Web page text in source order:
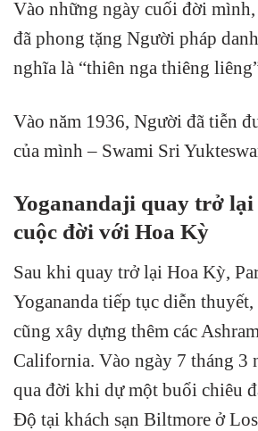
Vào những ngày cuối đời
đã phong tặng Người pháp danh
nghĩa là “thiên nga thiêng
Vào năm 1936, Người đã tiễn
của mình – Swami Sri
Yoganandaji quay trở lại
cuộc đời với Hoa Kỳ
Sau khi quay trở lại Hoa Kỳ,
Yogananda tiếp tục diễn
cũng xây dựng thêm các
California. Vào ngày 7 tháng 3
qua đời khi dự một buổi chiêu
Độ tại khách sạn Biltmore ở